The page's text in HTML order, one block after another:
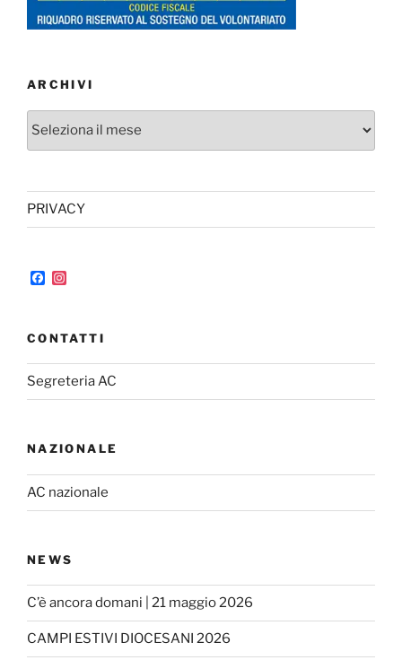
ARCHIVI
Archivi
PRIVACY
b
o
k
a
r
a
CONTATTI
Segreteria AC
NAZIONALE
AC nazionale
NEWS
C’è ancora domani | 21 maggio 2026
CAMPI ESTIVI DIOCESANI 2026